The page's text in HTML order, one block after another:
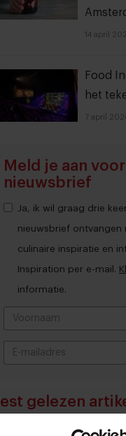
14 april
Food
het
7 april
Meld je aan
nieuwsbrief
Ja, ik wil graag drie
nieuwsbrief ontvangen
culinaire inspiratie en
Inspiration per e-mail.
informatie.
gelezen
Eten